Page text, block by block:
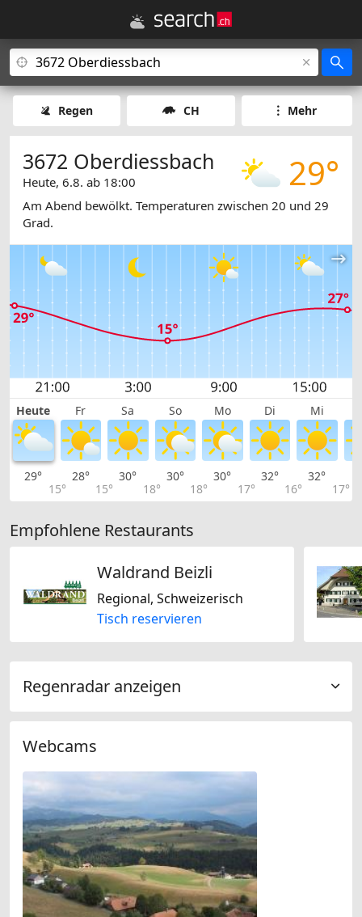
Regen CH Mehr
29°
3672 Oberdiessbach
Heute, 6.8. ab 18:00
Am Abend bewölkt. Temperaturen zwischen 20 und 29
Grad.
Heute Fr Sa So Mo Di Mi
29°
15°
28°
15°
30°
18°
30°
18°
30°
17°
32°
16°
32°
17°
Empfohlene Restaurants
Waldrand Beizli
Regional, Schweizerisch
Tisch reservieren
Regenradar anzeigen
Webcams